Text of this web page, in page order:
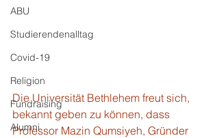
ABU
Studierendenalltag
Covid-19
Religion
Fundraising
Alumni
Die Universität Bethlehem freut sich,
bekannt geben zu können, dass
Professor Mazin Qumsiyeh, Gründer